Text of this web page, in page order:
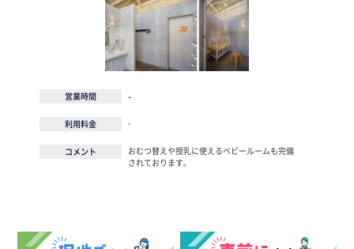
営業時間 -
利用料金 -
コメント
おむつ替えや授乳に使えるベビールームも完備
されております。